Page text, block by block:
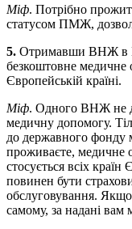
Міф. Потрібно
статусом ПМЖ,
5. Отримавши ВНЖ в
безкоштовне медичне
Європейській країні.
Міф. Одного ВНЖ не
медичну допомогу.
до державного фонду
проживаєте, медичне
стосується всіх
повинен бути
обслуговування. Якщо
самому, за надані вам